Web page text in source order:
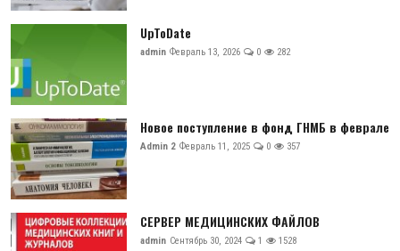
UpToDate
admin Февраль 13, 2026 0 282
Новое поступление в фонд ГНМБ в феврале
Admin 2 Февраль 11, 2025 0 357
СЕРВЕР МЕДИЦИНСКИХ ФАЙЛОВ
admin Сентябрь 30, 2024 1 1528